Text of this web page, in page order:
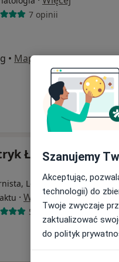
7 opinii
• Mapa
Łukasz
Lekarz pierwszego
· Więcej
55 opinii
Szanujemy
Akceptując,
technologii) do
Twoje zwyczaje
zaktualizować
do polityk